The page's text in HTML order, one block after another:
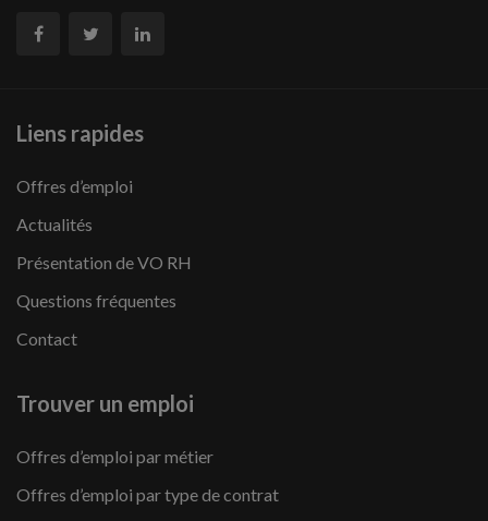
Liens rapides
Offres d’emploi
Actualités
Présentation de VO RH
Questions fréquentes
Contact
Trouver un emploi
Offres d’emploi par métier
Offres d’emploi par type de contrat